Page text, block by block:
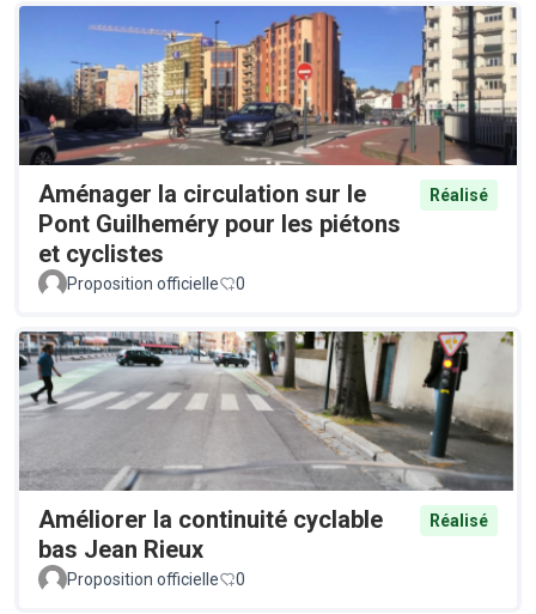
Aménager la circulation sur le
Pont Guilheméry pour les piétons
et cyclistes
Réalisé
Proposition officielle 0
Améliorer la continuité cyclable
bas Jean Rieux
Réalisé
Proposition officielle 0